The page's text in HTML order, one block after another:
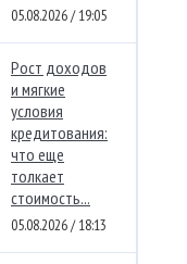
05.08.2026 / 19:05
Рост доходов
и мягкие
условия
кредитования:
что еще
толкает
стоимость...
05.08.2026 / 18:13